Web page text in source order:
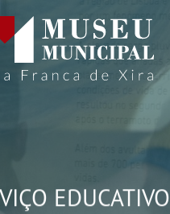
EDUCATIVO